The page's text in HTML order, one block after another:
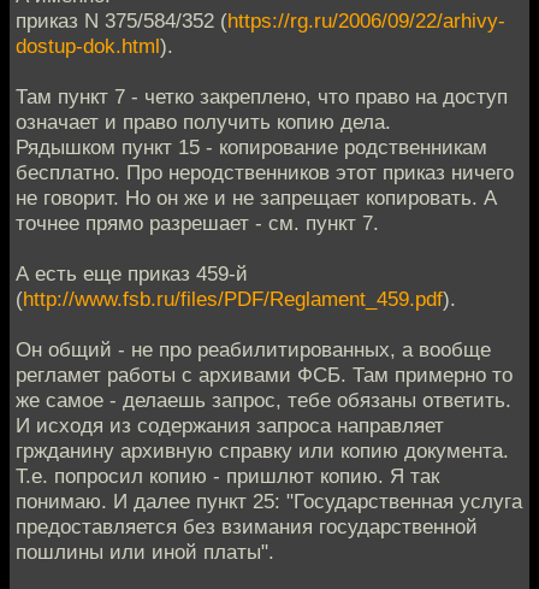
приказ N 375/584/352 (https://rg.ru/2006/09/22/arhivy-
dostup-dok.html).
Там пункт 7 - четко закреплено, что право на доступ
означает и право получить копию дела.
Рядышком пункт 15 - копирование родственникам
бесплатно. Про неродственников этот приказ ничего
не говорит. Но он же и не запрещает копировать. А
точнее прямо разрешает - см. пункт 7.
А есть еще приказ 459-й
(http://www.fsb.ru/files/PDF/Reglament_459.pdf).
Он общий - не про реабилитированных, а вообще
регламет работы с архивами ФСБ. Там примерно то
же самое - делаешь запрос, тебе обязаны ответить.
И исходя из содержания запроса направляет
гржданину архивную справку или копию документа.
Т.е. попросил копию - пришлют копию. Я так
понимаю. И далее пункт 25: "Государственная услуга
предоставляется без взимания государственной
пошлины или иной платы".